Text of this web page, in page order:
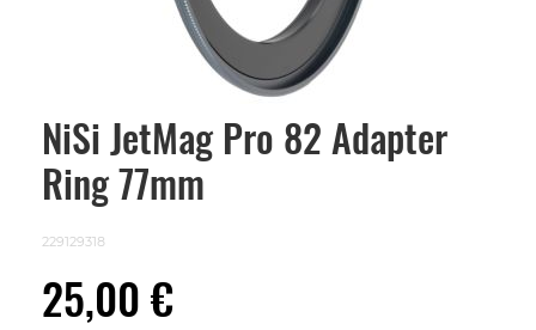
NiSi JetMag Pro 82 Adapter
Ring 77mm
229129318
25,00 €
Skip
beginning
images